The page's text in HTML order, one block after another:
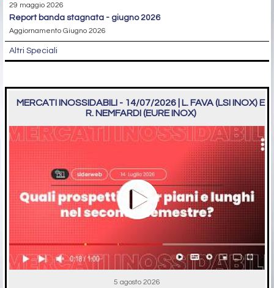
29 maggio 2026
report banda stagnata - giugno 2026
Aggiornamento Giugno 2026
Altri Speciali
MERCATI INOSSIDABILI - 14/07/2026 | L. FAVA (LSI INOX) E
R. NEMFARDI (EURE INOX)
5 agosto 2026